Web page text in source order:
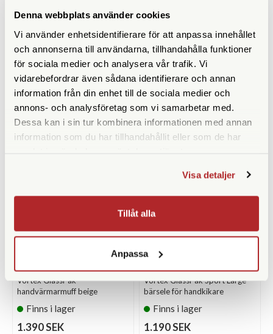
Denna webbplats använder cookies
Vi använder enhetsidentifierare för att anpassa innehållet
och annonserna till användarna, tillhandahålla funktioner
för sociala medier och analysera vår trafik. Vi
vidarebefordrar även sådana identifierare och annan
information från din enhet till de sociala medier och
annons- och analysföretag som vi samarbetar med.
Dessa kan i sin tur kombinera informationen med annan
information som du har tillhandahållit eller som de har
Visa detaljer
Tillåt alla
Anpassa
Vortex GlassPak väska för
rangefinder
Finns i lager
490 SEK
LÄS MER
KÖP
Vortex GlassPak väska beige,
LRF-typ
Finns i lager
690 SEK
LÄS MER
KÖP
Vortex GlassPak
handvärmarmuff beige
Finns i lager
1.390 SEK
Vortex
Vortex GlassPak Sport Large
bärsele för handkikare
Finns i lager
1.190 SEK